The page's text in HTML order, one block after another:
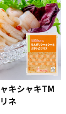
キシャキTM
ネ